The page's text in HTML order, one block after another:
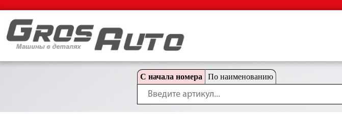
С начала номера По наименованию